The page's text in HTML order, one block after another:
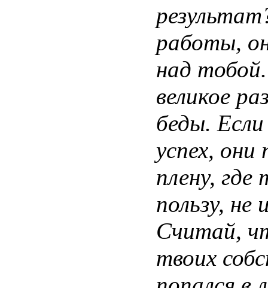
работы,
над
великое
беды.
успех,
плену,
пользу,
Считай,
твоих